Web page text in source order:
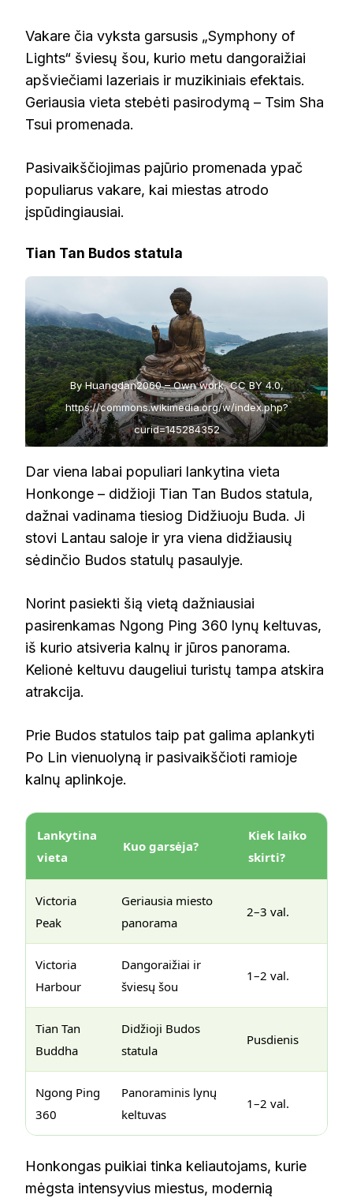
Vakare čia vyksta garsusis „Symphony of
Lights“ šviesų šou, kurio metu dangoraižiai
apšviečiami lazeriais ir muzikiniais efektais.
Geriausia vieta stebėti pasirodymą – Tsim Sha
Tsui promenada.
Pasivaikščiojimas pajūrio promenada ypač
populiarus vakare, kai miestas atrodo
įspūdingiausiai.
Tian Tan Budos statula
By Huangdan2060 – Own work, CC BY 4.0,
https://commons.wikimedia.org/w/index.php?
curid=145284352
Dar viena labai populiari lankytina vieta
Honkonge – didžioji Tian Tan Budos statula,
dažnai vadinama tiesiog Didžiuoju Buda. Ji
stovi Lantau saloje ir yra viena didžiausių
sėdinčio Budos statulų pasaulyje.
Norint pasiekti šią vietą dažniausiai
pasirenkamas Ngong Ping 360 lynų keltuvas,
iš kurio atsiveria kalnų ir jūros panorama.
Kelionė keltuvu daugeliui turistų tampa atskira
atrakcija.
Prie Budos statulos taip pat galima aplankyti
Po Lin vienuolyną ir pasivaikščioti ramioje
kalnų aplinkoje.
Lankytina
vieta
Kuo garsėja?
Kiek laiko
skirti?
Victoria
Peak
Geriausia miesto
panorama
2–3 val.
Victoria
Harbour
Dangoraižiai ir
šviesų šou
1–2 val.
Tian Tan
Buddha
Didžioji Budos
statula
Pusdienis
Ngong Ping
360
Panoraminis lynų
keltuvas
1–2 val.
Honkongas puikiai tinka keliautojams, kurie
mėgsta intensyvius miestus, modernią